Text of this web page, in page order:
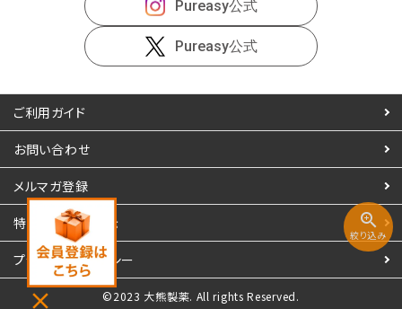
zoom_in
絞り込み
Pureasy公式
Pureasy公式
ご利用ガイド
お問い合わせ
メルマガ登録
特定商取引法表示
プライバシーポリシー
©2023 大熊製薬. All rights Reserved.
close